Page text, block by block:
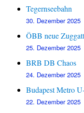
Tegernseebahn
30. Dezember 2025
ÖBB neue
25. Dezember 2025
BRB DB Chaos
24. Dezember 2025
Budapest Metro
22. Dezember 2025